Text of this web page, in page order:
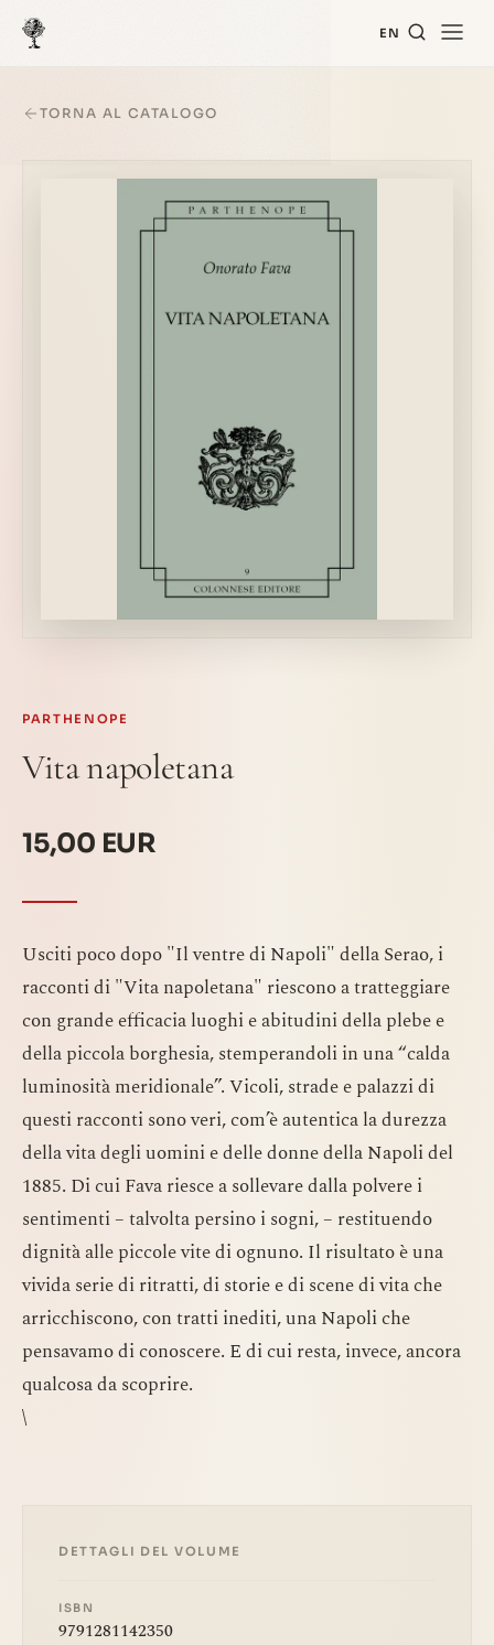
EN
TORNA AL CATALOGO
PARTHENOPE
Vita napoletana
15,00 EUR
Usciti poco dopo "Il ventre di Napoli" della Serao, i
racconti di "Vita napoletana" riescono a tratteggiare
con grande efficacia luoghi e abitudini della plebe e
della piccola borghesia, stemperandoli in una “calda
luminosità meridionale”. Vicoli, strade e palazzi di
questi racconti sono veri, com’è autentica la durezza
della vita degli uomini e delle donne della Napoli del
1885. Di cui Fava riesce a sollevare dalla polvere i
sentimenti – talvolta persino i sogni, – restituendo
dignità alle piccole vite di ognuno. Il risultato è una
vivida serie di ritratti, di storie e di scene di vita che
arricchiscono, con tratti inediti, una Napoli che
pensavamo di conoscere. E di cui resta, invece, ancora
qualcosa da scoprire.
\
DETTAGLI DEL VOLUME
ISBN
9791281142350